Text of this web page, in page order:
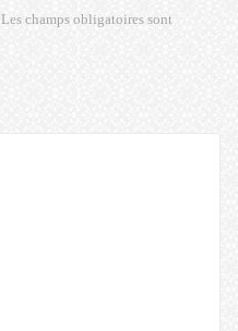
Les champs obligatoires sont